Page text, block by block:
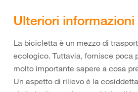
Ulteriori informazioni
La bicicletta è un mezzo di
ecologico. Tuttavia, fornisce poca
molto importante sapere a cosa
Un aspetto di rilievo è la